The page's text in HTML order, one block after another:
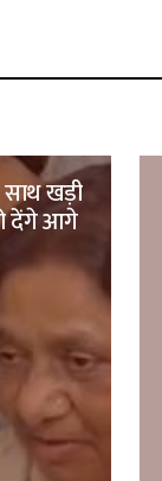
खड़ी
देंगे आगे